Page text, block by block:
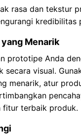
rasa dan tekstur
kredibilitas
Menarik
prototipe Anda
secara visual.
menarik, atur
fitur terbaik produk.